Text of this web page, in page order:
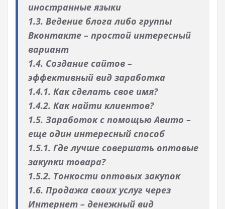
иностранные языки
1.3. Ведение блога либо группы
Вконтакте – простой интересный
вариант
1.4. Создание сайтов –
эффективный вид заработка
1.4.1. Как сделать свое имя?
1.4.2. Как найти клиентов?
1.5. Заработок с помощью Авито –
еще один интересный способ
1.5.1. Где лучше совершать оптовые
закупки товара?
1.5.2. Тонкости оптовых закупок
1.6. Продажа своих услуг через
Интернет – денежный вид